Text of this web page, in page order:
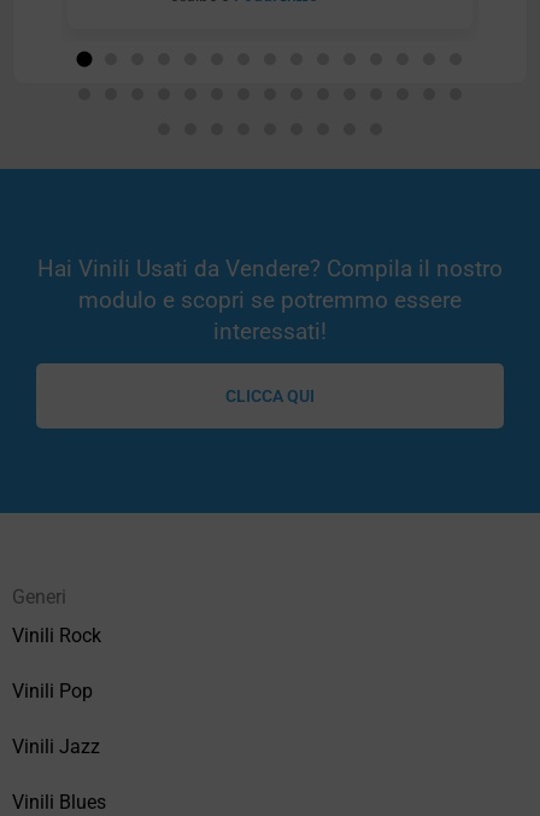
Hai Vinili Usati da Vendere? Compila il nostro
modulo e scopri se potremmo essere
interessati!
CLICCA QUI
Generi
Vinili Rock
Vinili Pop
Vinili Jazz
Vinili Blues